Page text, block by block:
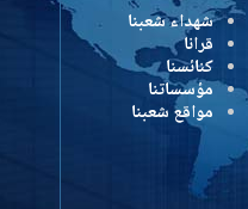
شهداء شعبنا
قرانا
كنائسنا
مؤسساتنا
مواقع شعبنا